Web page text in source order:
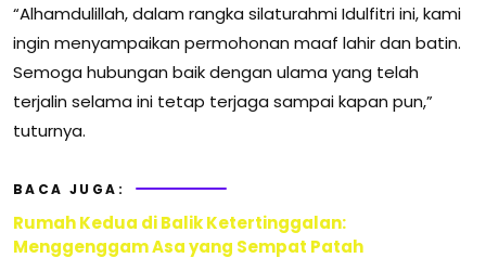
“Alhamdulillah, dalam rangka silaturahmi Idulfitri ini, kami
ingin menyampaikan permohonan maaf lahir dan batin.
Semoga hubungan baik dengan ulama yang telah
terjalin selama ini tetap terjaga sampai kapan pun,”
tuturnya.
BACA JUGA:
Rumah Kedua di Balik Ketertinggalan:
Menggenggam Asa yang Sempat Patah